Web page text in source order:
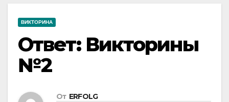
ВИКТОРИНА
Ответ: Викторины
№2
От ERFOLG